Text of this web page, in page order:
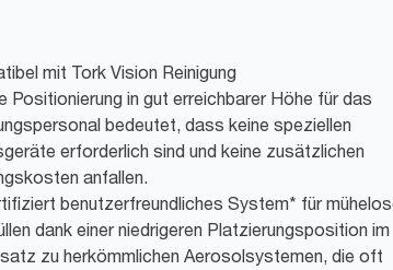
mit Tork Vision Reinigung
Positionierung in gut erreichbarer Höhe für das
bedeutet, dass keine speziellen
erforderlich sind und keine zusätzlichen
anfallen.
benutzerfreundliches System* für
dank einer niedrigeren Platzierungsposition im
zu herkömmlichen Aerosolsystemen, die oft